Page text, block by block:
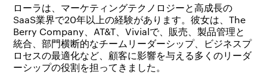
ローラは、マーケティングテクノロジーと高成長の
SaaS業界で20年以上の経験があります。彼女は、The
Berry Company、AT&T、Vivialで、販売、製品管理と
統合、部門横断的なチームリーダーシップ、ビジネスプ
ロセスの最適化など、顧客に影響を与える多くのリーダ
ーシップの役割を担ってきました。